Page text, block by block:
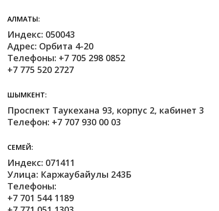
АЛМАТЫ
Индекс: 050043
Адрес: Орбита 4-20
Телефоны: +7 705 298 0852
+7 775 520 2727
ШЫМКЕНТ
Проспект Таукехана 93, корпус 2, кабинет 3
Телефон: +7 707 930 00 03
СЕМЕЙ
Индекс: 071411
Улица: Каржаубайулы 243Б
Телефоны:
+7 701 544 1189